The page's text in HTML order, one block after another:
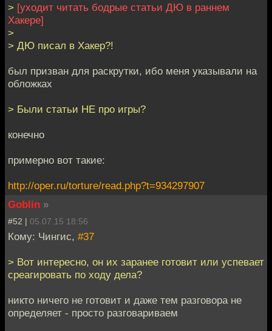
> [уходит читать бодрые статьи ДЮ в раннем
Хакере]
>
> ДЮ писал в Хакер?!
был призван для раскрутки, ибо меня указывали на
обложках
> Были статьи НЕ про игры?
конечно
примерно вот такие:
http://oper.ru/torture/read.php?t=934297907
Goblin »
#52 | 05.07.15 18:56
Кому: Чингиc, #37
> Вот интересно, он их заранее готовит или успевает
среагировать по ходу дела?
никто ничего не готовит и даже тем разговора не
определяет - просто разговариваем